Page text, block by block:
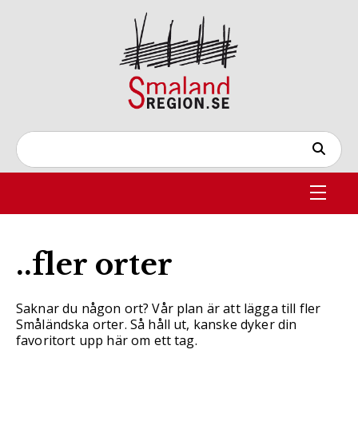
..fler orter
Saknar du någon ort? Vår plan är att lägga till fler
Småländska orter. Så håll ut, kanske dyker din
favoritort upp här om ett tag.